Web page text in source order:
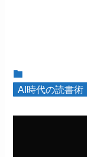
AI時代の読書術